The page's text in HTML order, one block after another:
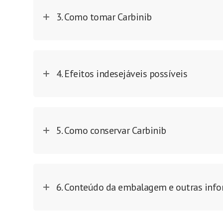
3. Como tomar Carbinib
4. Efeitos indesejáveis possíveis
5. Como conservar Carbinib
6. Conteúdo da embalagem e outras